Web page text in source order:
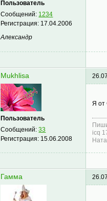
Пользователь
Сообщений: 1234
Регистрация: 17.04.2006
Александр
Mukhlisa
Пользователь
Сообщений:33
Регистрация: 15.06.2008
Я от
icq
Гамма